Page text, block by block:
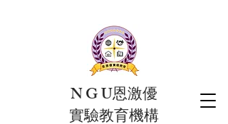
N G U恩激優
實驗教育機構